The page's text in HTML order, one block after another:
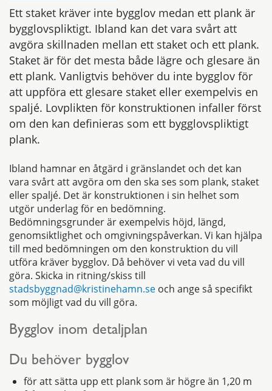
Ett staket kräver inte bygglov medan ett plank är
bygglovspliktigt. Ibland kan det vara svårt att
avgöra skillnaden mellan ett staket och ett plank.
Staket är för det mesta både lägre och glesare än
ett plank. Vanligtvis behöver du inte bygglov för
att uppföra ett glesare staket eller exempelvis en
spaljé. Lovplikten för konstruktionen infaller först
om den kan definieras som ett bygglovspliktigt
plank.
Ibland hamnar en åtgärd i gränslandet och det kan
vara svårt att avgöra om den ska ses som plank, staket
eller spaljé. Det är konstruktionen i sin helhet som
utgör underlag för en bedömning.
Bedömningsgrunder är exempelvis höjd, längd,
genomsiktlighet och omgivningspåverkan. Vi kan hjälpa
till med bedömningen om den konstruktion du vill
utföra kräver bygglov. Då behöver vi veta vad du vill
göra. Skicka in ritning/skiss till
stadsbyggnad@kristinehamn.se och ange så specifikt
som möjligt vad du vill göra.
Bygglov inom detaljplan
Du behöver bygglov
för att sätta upp ett plank som är högre än 1,20 m